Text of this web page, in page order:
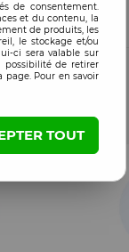
de consentement.
et du contenu, la
de produits, les
le stockage et/ou
ci sera valable sur
possibilité de retirer
Pour en savoir
TOUT